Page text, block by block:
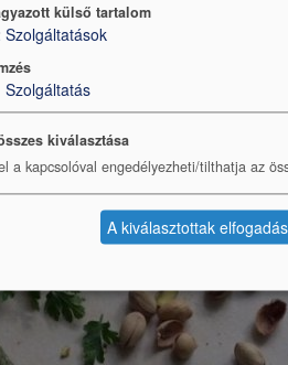
külső tartalom
Szolgáltatások
Szolgáltatás
kiválasztása
a kapcsolóval engedélyezheti/tilthatja az
A kiválasztottak